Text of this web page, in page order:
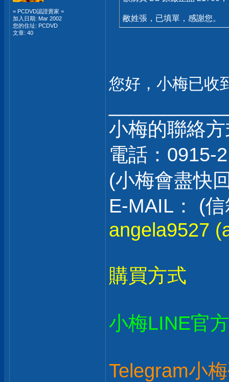
= PCDVD認證賣家 =
加入日期: Mar 2002
您的住址: PCDVD
文章: 40
敝姓張，已填單，感謝您。
您好，小梅已收
小梅的聯絡
電話：0915-
(小梅會盡快
E-MAIL： (
angela9527
購買方式
小梅LINE官
Telegram小